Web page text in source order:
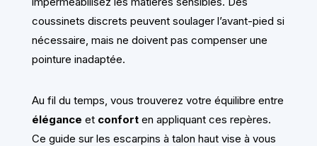
coussinets discrets peuvent soulager l’avant-pied si
nécessaire, mais ne doivent pas compenser une
pointure inadaptée.
Au fil du temps, vous trouverez votre équilibre entre
élégance et conforten appliquant ces repères.
Ce guide sur les escarpins à talon haut vise à vous